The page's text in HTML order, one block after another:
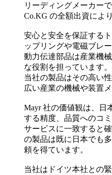
リーディングメーカー
Co.KG の全額出資によ
安心と安全を保証する
ップリングや電磁ブレ
動力伝達部品は産業機
な役割を担っています。
当社の製品はその高い
広い産業の機械や装置
Mayr 社の価値観は、日
する精度、品質へのコ
サービスに一致すると
の製品は既に日本でも
頼を得ています。
当社はドイツ本社との